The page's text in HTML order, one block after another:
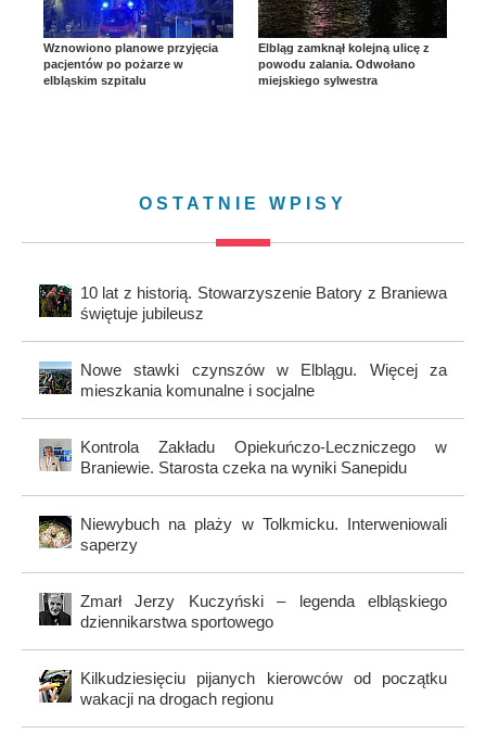
Wznowiono planowe przyjęcia
pacjentów po pożarze w
elbląskim szpitalu
Elbląg zamknął kolejną ulicę z
powodu zalania. Odwołano
miejskiego sylwestra
OSTATNIE WPISY
10 lat z historią. Stowarzyszenie Batory z Braniewa
świętuje jubileusz
Nowe stawki czynszów w Elblągu. Więcej za
mieszkania komunalne i socjalne
Kontrola Zakładu Opiekuńczo-Leczniczego w
Braniewie. Starosta czeka na wyniki Sanepidu
Niewybuch na plaży w Tolkmicku. Interweniowali
saperzy
Zmarł Jerzy Kuczyński – legenda elbląskiego
dziennikarstwa sportowego
Kilkudziesięciu pijanych kierowców od początku
wakacji na drogach regionu